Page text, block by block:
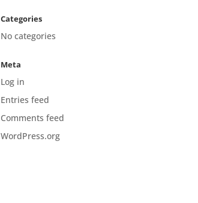
Categories
No categories
Meta
Log in
Entries feed
Comments feed
WordPress.org